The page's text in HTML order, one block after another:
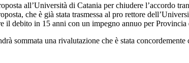
all’Università di Catania per chiudere l’accordo
che è già stata trasmessa al pro rettore
il debito in 15 anni con un impegno annuo per Provincia
sommata una rivalutazione che è stata